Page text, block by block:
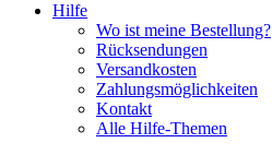
Hilfe
Wo ist meine Bestellung?
Rücksendungen
Versandkosten
Zahlungsmöglichkeiten
Kontakt
Alle Hilfe-Themen